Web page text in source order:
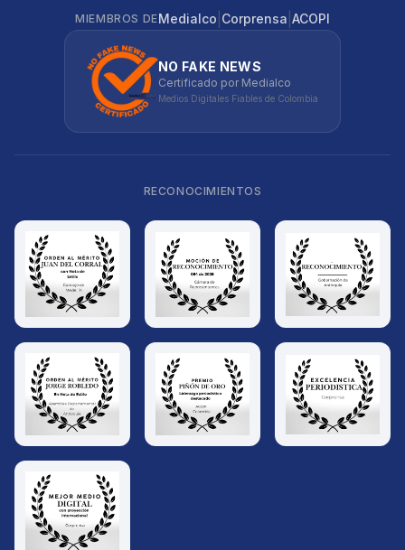
MIEMBROS DEMedialco Corprensa ACOPI
NO FAKE NEWS
Certificado por Medialco
Medios Digitales Fiables de Colombia
RECONOCIMIENTOS